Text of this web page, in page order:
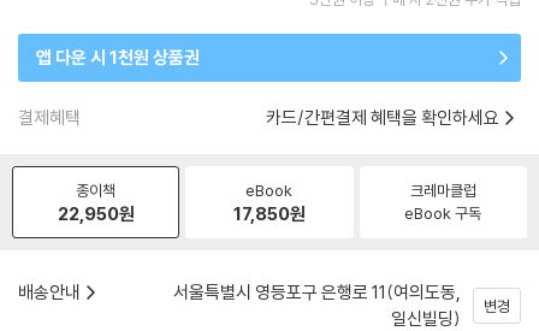
앱 다운 시 1천원 상품권
결제혜택 카드/간편결제 혜택을 확인하세요
종이책
22,950원
eBook
17,850원
크레마클럽
eBook 구독
배송안내
서울특별시 영등포구 은행로 11(여의도동,
일신빌딩)
변경